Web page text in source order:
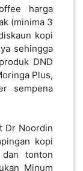
harga
(minima 3
kopi
sehingga
DND
Plus,
sempena
Dr Noordin
kopi
tonton
Minum